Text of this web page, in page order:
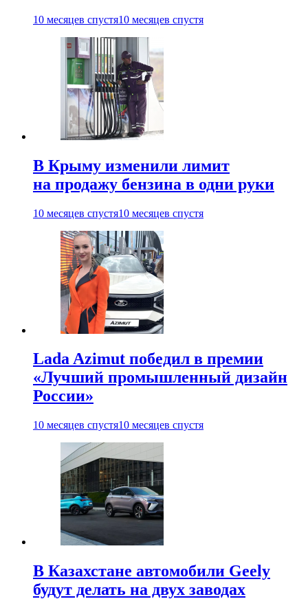
10 месяцев спустя10 месяцев спустя
В Крыму изменили лимит
на продажу бензина в одни руки
10 месяцев спустя10 месяцев спустя
Lada Azimut победил в премии
«Лучший промышленный дизайн
России»
10 месяцев спустя10 месяцев спустя
В Казахстане автомобили Geely
будут делать на двух заводах